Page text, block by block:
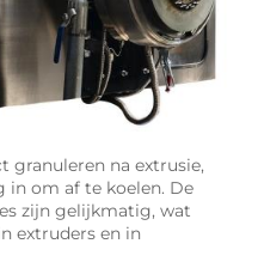
granuleren na extrusie,
in om af te koelen. De
zijn gelijkmatig, wat
extruders en in